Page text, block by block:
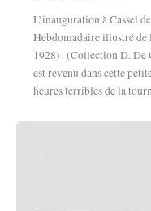
L’inauguration à Cassel
Hebdomadaire illustré
1928) (Collection D. De
est revenu dans cette
heures terribles de la